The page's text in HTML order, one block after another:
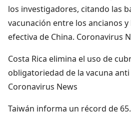
los investigadores, citando las
vacunación entre los ancianos y
efectiva de China. Coronavirus
Costa Rica elimina el uso de
obligatoriedad de la vacuna anti
Coronavirus News
Taiwán informa un récord de